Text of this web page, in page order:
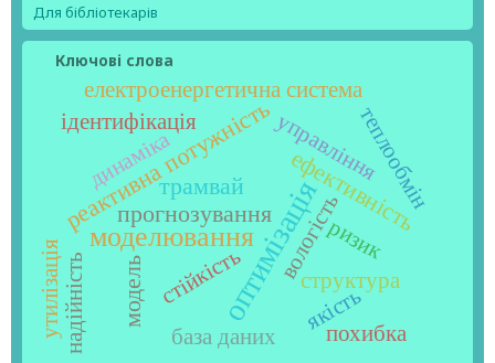
Для бібліотекарів
Ключові слова
оптимізація
моделювання
реактивна потужністьефективність
модель
прогнозування
трамвай
вологістьризик
управліннятеплообмін
структура
стійкість
електроенергетична система
якість
база даних
ідентифікація
динаміка
надійність похибка
утилізація